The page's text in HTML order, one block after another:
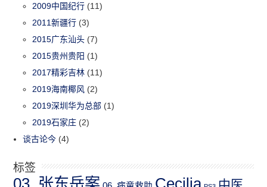
2009中国纪行 (11)
2011新疆行 (3)
2015广东汕头 (7)
2015贵州贵阳 (1)
2017精彩吉林 (11)
2019海南椰风 (2)
2019深圳华为总部 (1)
2019石家庄 (2)
谈古论今 (4)
标签
03_张东岳案 Cecilia 中医